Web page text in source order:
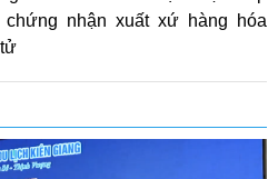
chứng nhận xuất xứ hàng hóa